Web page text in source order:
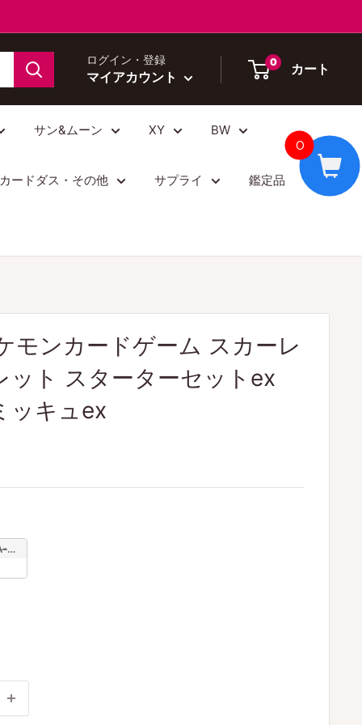
ログイン・登録
マイアカウント
0 カート
サン&ムーン XY BW
カードダス・その他 サプライ 鑑定品
モンカードゲーム スカーレ
ット スターターセットex
ッキュex
】
0